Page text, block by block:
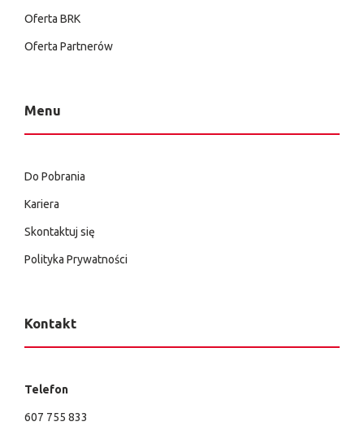
Oferta BRK
Oferta Partnerów
Menu
Do Pobrania
Kariera
Skontaktuj się
Polityka Prywatności
Kontakt
Telefon
607 755 833